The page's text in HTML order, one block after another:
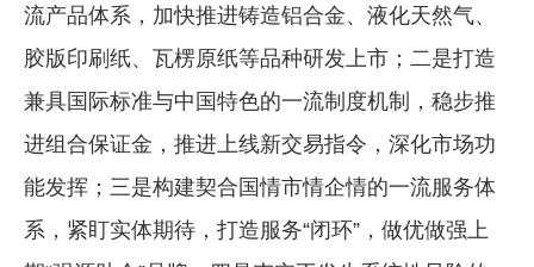
流产品体系，加快推进铸造铝合金、液化天然气、
胶版印刷纸、瓦楞原纸等品种研发上市；二是打造
兼具国际标准与中国特色的一流制度机制，稳步推
进组合保证金，推进上线新交易指令，深化市场功
能发挥；三是构建契合国情市情企情的一流服务体
系，紧盯实体期待，打造服务“闭环”，做优做强上